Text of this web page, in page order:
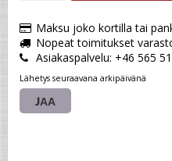
Maksu joko kortilla tai
Nopeat toimitukset
Asiakaspalvelu: +46 565
Lähetys seuraavana arkipäivänä
JAA